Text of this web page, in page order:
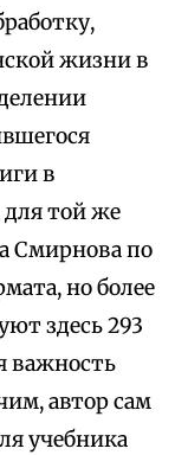
жизни в
в
той же
Смирнова по
но более
здесь 293
важность
автор сам
учебника